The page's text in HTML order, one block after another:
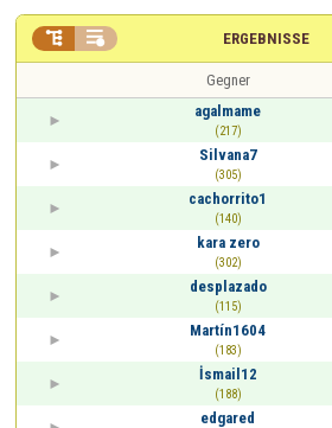
ERGEBNISSE
 
Gegner
agalmame
(217)
Silvana7
(305)
cachorrito1
(140)
kara zero
(302)
desplazado
(115)
Martín1604
(183)
İsmail12
(188)
edgared